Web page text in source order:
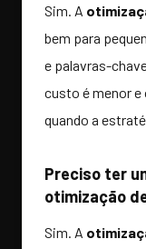
Sim. A
bem para
e palavras-
custo é menor
quando a
Preciso ter
otimização
Sim. A